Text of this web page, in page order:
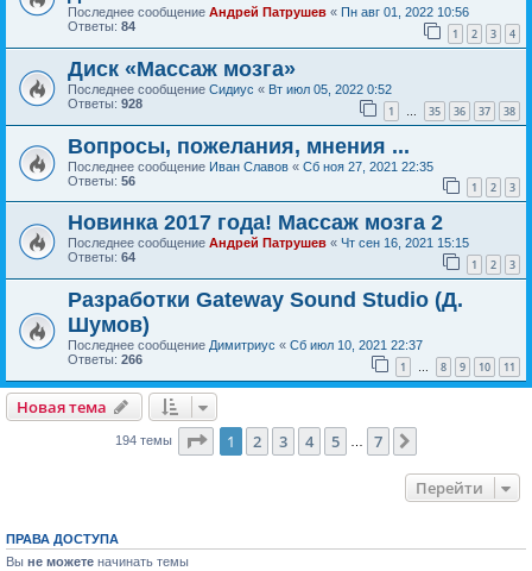
Последнее сообщение Андрей Патрушев « Пн авг 01, 2022 10:56
Ответы: 84 1 2 3 4
Диск «Массаж мозга»
Последнее сообщение Сидиус « Вт июл 05, 2022 0:52
Ответы: 928 1 … 35 36 37 38
Вопросы, пожелания, мнения ...
Последнее сообщение Иван Славов « Сб ноя 27, 2021 22:35
Ответы: 56 1 2 3
Новинка 2017 года! Массаж мозга 2
Последнее сообщение Андрей Патрушев « Чт сен 16, 2021 15:15
Ответы: 64 1 2 3
Разработки Gateway Sound Studio (Д.
Шумов)
Последнее сообщение Димитриус « Сб июл 10, 2021 22:37
Ответы: 266 1 8 9 10 11
Новая тема
194 темы Страница из
1 2 3 4 5 7
Перейти
ПРАВА ДОСТУПА
Вы не можете начинать темы